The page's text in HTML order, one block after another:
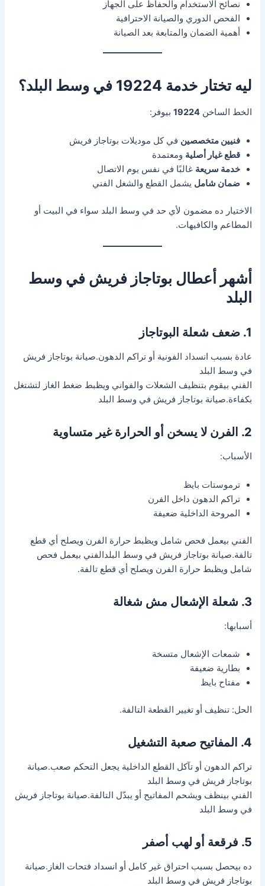
نصائح الاستخدام والحفاظ على الجهاز
الفحص الدوري والصيانة الاحترافية
أهمية الضمان والمتابعة بعد الصيانة
ليه تختار خدمة 19224 في وسط البلد؟
الخط الساخن19224 بيوفر:
فنيين متخصصين في كل موديلات بوتاجاز فريش
قطع غيار أصلية ومعتمدة
خدمة سريعة غالبًا في نفس يوم الاتصال
ضمان شامل يشمل القطع والشغل الفني
الاختيار ده مضمون لأي حد في وسط البلد سواء في البيت أو
المطاعم والكافيهات.
أشهر أعطال بوتاجاز فريش في وسط
البلد
1. ضعف شعلة البوتاجاز
عادة بسبب انسداد الفونية أو تراكم الدهون.صيانة بوتاجاز فريش
في وسط البلد
الفني بيقوم بتنظيف الشعلات والفواني ويظبط ضغط الغاز لتشتغل
بكفاءة.صيانة بوتاجاز فريش في وسط البلد
2. الفرن لا يسخن أو الحرارة غير متساوية
الأسباب:
ترموستات بايظ
تراكم الدهون داخل الفرن
المروحة الداخلية ضعيفة
الفني بيعمل فحص شامل ويظبط حرارة الفرن ويصلح أي قطع
تالفة.صيانة بوتاجاز فريش في وسط البلدالفني بيعمل فحص
شامل ويظبط حرارة الفرن ويصلح أي قطع تالفة.
3. شعلة الإشعال مش شغالة
أسبابها:
شمعات الإشعال متسخة
بطارية ضعيفة
مفتاح بايظ
الحل: تنظيف أو تغيير القطعة التالفة.
4. المفاتيح صعبة التشغيل
تراكم الدهون أو تآكل القطع الداخلية يجعل التحكم صعب.صيانة
بوتاجاز فريش في وسط البلد
الفني بينظف ويشحم المفاتيح أو يبدّل التالفة.صيانة بوتاجاز فريش
في وسط البلد
5. فرقعة أو لهب أصفر
ده بيحصل بسبب احتراق غير كامل أو انسداد فتحات الغاز.صيانة
بوتاجاز فريش في وسط البلد